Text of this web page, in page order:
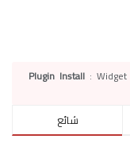
Plugin Install :
شائع